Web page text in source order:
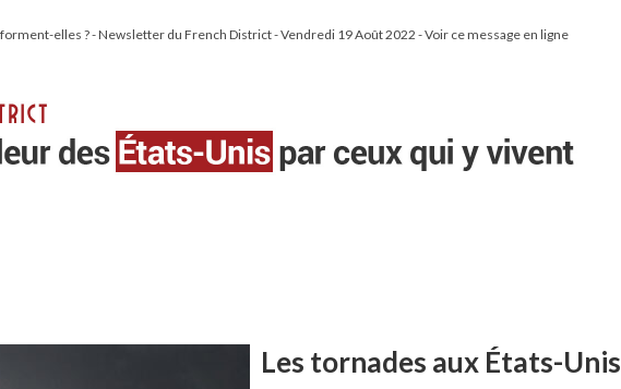
elles ? - Newsletter du French District - Vendredi 19 Août 2022 - Voir ce message en ligne
Les tornades aux États-Unis